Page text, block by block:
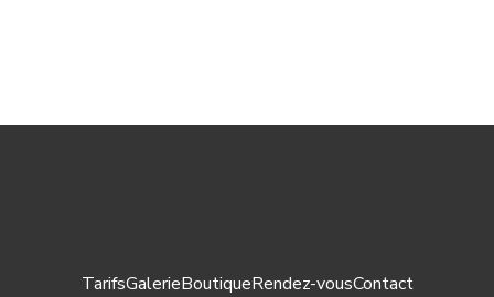
TarifsGalerieBoutiqueRendez-vousContact